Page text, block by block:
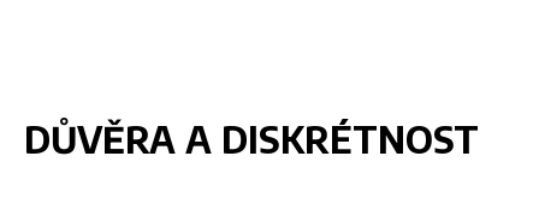
DŮVĚRA A DISKRÉTNOST